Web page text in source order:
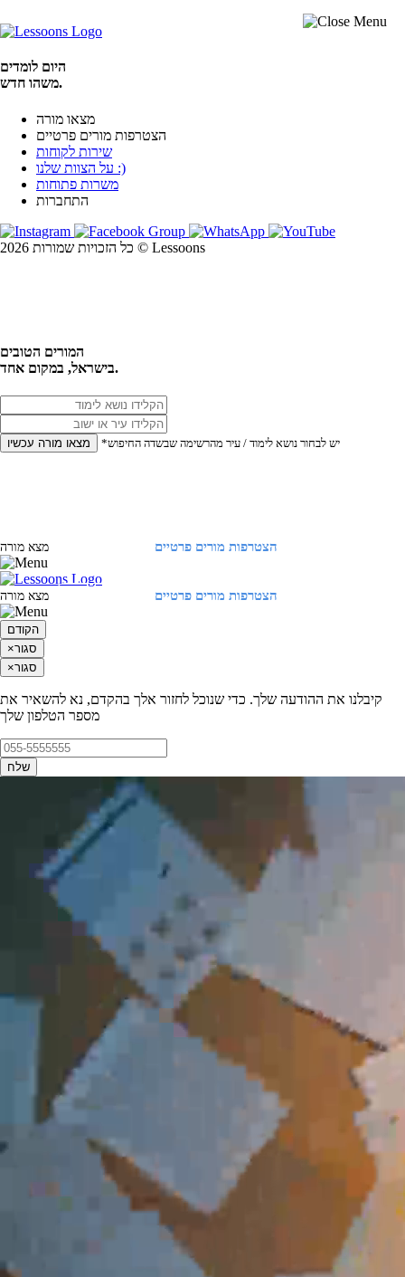
היום לומדים
משהו חדש.
מצאו מורה
הצטרפות מורים פרטיים
שירות לקוחות
על הצוות שלנו :)
משרות פתוחות
התחברות
כל הזכויות שמורות 2026 © Lessoons
המורים הטובים
בישראל, במקום אחד.
מצאו מורה עכשיו *יש לבחור נושא לימוד / עיר מהרשימה שבשדה החיפוש
הצטרפות מורים פרטיים מצא מורה
הצטרפות מורים פרטיים מצא מורה
הקודם
×סגור
×סגור
קיבלנו את ההודעה שלך. כדי שנוכל לחזור אלך בהקדם, נא להשאיר את
מספר הטלפון שלך
שלח